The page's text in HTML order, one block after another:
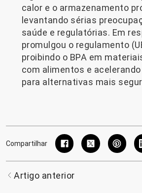
calor e o armazenamento
levantando sérias
saúde e regulatórias. Em
promulgou o regulamento
proibindo o BPA em
com alimentos e
para alternativas mais
Compartilhar
Artigo anterior